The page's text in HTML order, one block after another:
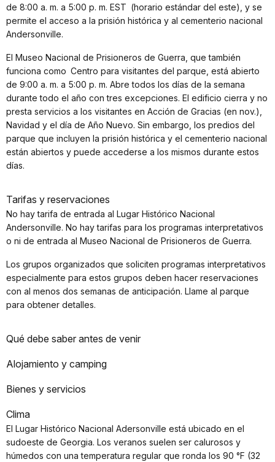
de 8:00 a. m. a 5:00 p. m. EST (horario estándar del este), y se
permite el acceso a la prisión histórica y al cementerio nacional
Andersonville.
El Museo Nacional de Prisioneros de Guerra, que también
funciona como Centro para visitantes del parque, está abierto
de 9:00 a. m. a 5:00 p. m. Abre todos los días de la semana
durante todo el año con tres excepciones. El edificio cierra y no
presta servicios a los visitantes en Acción de Gracias (en nov.),
Navidad y el día de Año Nuevo. Sin embargo, los predios del
parque que incluyen la prisión histórica y el cementerio nacional
están abiertos y puede accederse a los mismos durante estos
días.
Tarifas y reservaciones
No hay tarifa de entrada al Lugar Histórico Nacional
Andersonville. No hay tarifas para los programas interpretativos
o ni de entrada al Museo Nacional de Prisioneros de Guerra.
Los grupos organizados que soliciten programas interpretativos
especialmente para estos grupos deben hacer reservaciones
con al menos dos semanas de anticipación. Llame al parque
para obtener detalles.
Qué debe saber antes de venir
Alojamiento y camping
Bienes y servicios
Clima
El Lugar Histórico Nacional Adersonville está ubicado en el
sudoeste de Georgia. Los veranos suelen ser calurosos y
húmedos con una temperatura regular que ronda los 90 °F (32